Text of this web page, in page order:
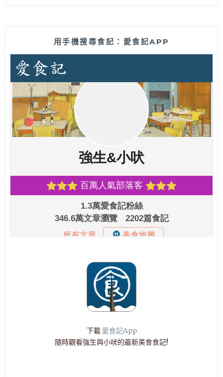
用手機搜尋食記：愛食記APP
下載 愛食記App
隨時觀看強生與小吠的最新美食食記!